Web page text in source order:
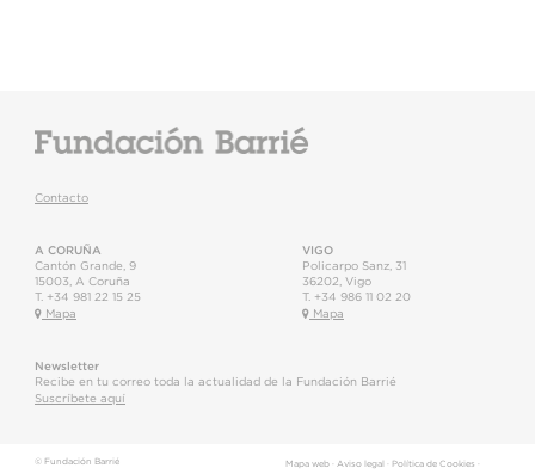
Contacto
A CORUÑA
Cantón Grande, 9
15003
A Coruña
T. +34 981 22 15 25
Mapa
VIGO
Policarpo Sanz, 31
36202 Vigo
T. +34 986 11 02 20
Mapa
Newsletter
Recibe en tu correo toda la actualidad de la Fundación Barrié
Suscríbete aquí
© Fundación Barrié Mapa web· Aviso legal · Política de Cookies ·